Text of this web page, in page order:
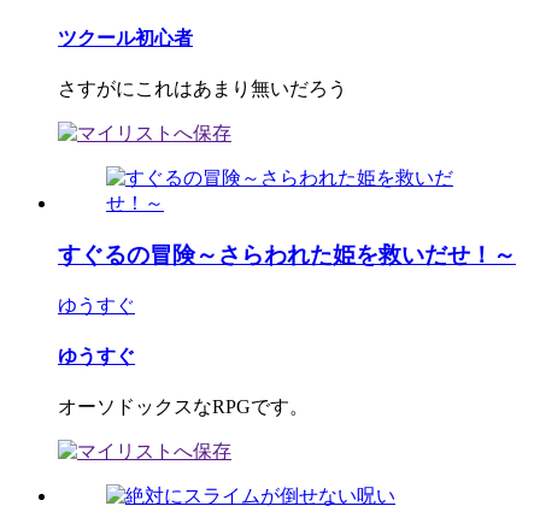
ツクール初心者
さすがにこれはあまり無いだろう
すぐるの冒険～さらわれた姫を救いだせ！～
ゆうすぐ
ゆうすぐ
オーソドックスなRPGです。